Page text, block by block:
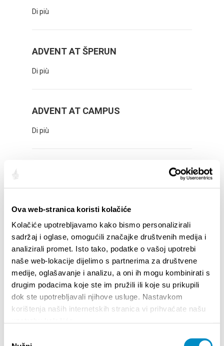
Ova web-stranica koristi kolačiće
Kolačiće upotrebljavamo kako bismo personalizirali
sadržaj i oglase, omogućili značajke društvenih medija i
analizirali promet. Isto tako, podatke o vašoj upotrebi
naše web-lokacije dijelimo s partnerima za društvene
medije, oglašavanje i analizu, a oni ih mogu kombinirati s
drugim podacima koje ste im pružili ili koje su prikupili
dok ste upotrebljavali njihove usluge. Nastavkom
korištenja naših internetskih stranica vi prihvaćate našu
Di più
ADVENT AT ŠPERUN
Di più
ADVENT AT CAMPUS
Di più
Di più
ADVENT IN STOBREČ
Di più
ADVENT IN OBROV STREET
Di più